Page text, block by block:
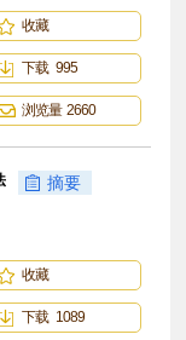
收藏
下载 995
浏览量 2660
摘要
收藏
下载 1089